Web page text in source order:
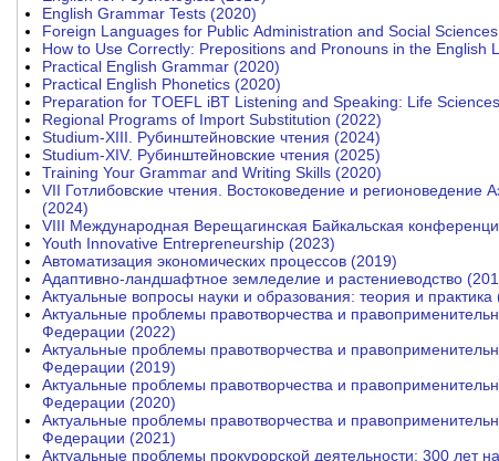
English Grammar Tests (2020)
Foreign Languages for Public Administration and Social
How to Use Correctly: Prepositions and Pronouns in the English
Practical English Grammar (2020)
Practical English Phonetics (2020)
Preparation for TOEFL iBT Listening and Speaking: Life
Regional Programs of Import Substitution (2022)
Studium-XIII. Рубинштейновские чтения (2024)
Studium-XIV. Рубинштейновские чтения (2025)
Training Your Grammar and Writing Skills (2020)
VII Готлибовские чтения. Востоковедение и регионоведение
(2024)
VIII Международная Верещагинская Байкальская
Youth Innovative Entrepreneurship (2023)
Автоматизация экономических процессов (2019)
Адаптивно-ландшафтное земледелие и растениеводство
Актуальные вопросы науки и образования: теория и практика
Актуальные проблемы правотворчества и
Федерации (2022)
Актуальные проблемы правотворчества и
Федерации (2019)
Актуальные проблемы правотворчества и
Федерации (2020)
Актуальные проблемы правотворчества и
Федерации (2021)
Актуальные проблемы прокурорской деятельности: 300 лет